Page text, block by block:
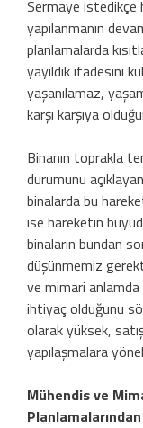
Sermaye istedikçe
yapılanmanın
planlamalarda
yayıldık ifadesini
yaşanılamaz,
karşı karşıya
Binanın toprakla
durumunu
binalarda bu
ise hareketin
binaların bundan
düşünmemiz
ve mimari
ihtiyaç olduğunu
olarak yüksek,
yapılaşmalara
Mühendis ve